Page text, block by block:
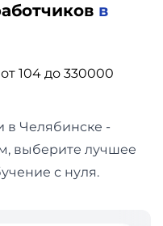
в
104 до 330000
в Челябинске -
выберите лучшее
с нуля.